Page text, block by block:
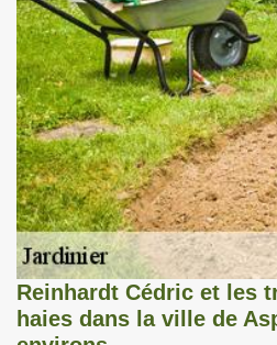
Reinhardt Cédric et les
haies dans la ville de